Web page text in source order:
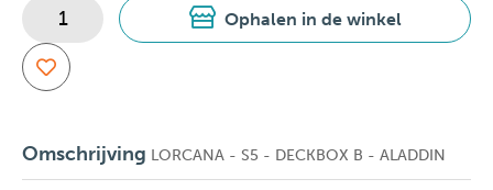
Ophalen in de winkel
Omschrijving LORCANA - S5 - DECKBOX B - ALADDIN